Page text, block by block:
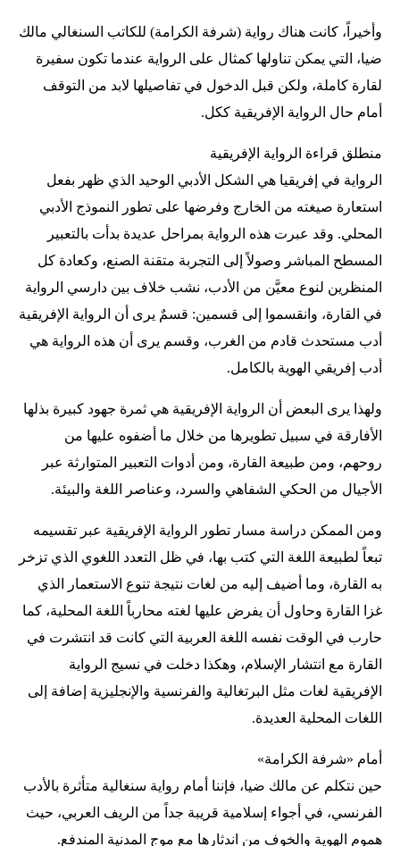
وأخيراً، كانت هناك رواية (شرفة الكرامة) للكاتب السنغالي مالك
ضيا، التي يمكن تناولها كمثال على الرواية عندما تكون سفيرة
لقارة كاملة، ولكن قبل الدخول في تفاصيلها لابد من التوقف
أمام حال الرواية الإفريقية ككل.
منطلق قراءة الرواية الإفريقية
الرواية في إفريقيا هي الشكل الأدبي الوحيد الذي ظهر بفعل
استعارة صيغته من الخارج وفرضها على تطور النموذج الأدبي
المحلي. وقد عبرت هذه الرواية بمراحل عديدة بدأت بالتعبير
المسطح المباشر وصولاً إلى التجربة متقنة الصنع، وكعادة كل
المنظرين لنوع معيَّن من الأدب، نشب خلاف بين دارسي الرواية
في القارة، وانقسموا إلى قسمين: قسمٌ يرى أن الرواية الإفريقية
أدب مستحدث قادم من الغرب، وقسم يرى أن هذه الرواية هي
أدب إفريقي الهوية بالكامل.
ولهذا يرى البعض أن الرواية الإفريقية هي ثمرة جهود كبيرة بذلها
الأفارقة في سبيل تطويرها من خلال ما أضفوه عليها من
روحهم، ومن طبيعة القارة، ومن أدوات التعبير المتوارثة عبر
الأجيال من الحكي الشفاهي والسرد، وعناصر اللغة والبيئة.
ومن الممكن دراسة مسار تطور الرواية الإفريقية عبر تقسيمه
تبعاً لطبيعة اللغة التي كتب بها، في ظل التعدد اللغوي الذي تزخر
به القارة، وما أضيف إليه من لغات نتيجة تنوع الاستعمار الذي
غزا القارة وحاول أن يفرض عليها لغته محارباً اللغة المحلية، كما
حارب في الوقت نفسه اللغة العربية التي كانت قد انتشرت في
القارة مع انتشار الإسلام، وهكذا دخلت في نسيج الرواية
الإفريقية لغات مثل البرتغالية والفرنسية والإنجليزية إضافة إلى
اللغات المحلية العديدة.
أمام «شرفة الكرامة»
حين نتكلم عن مالك ضيا، فإننا أمام رواية سنغالية متأثرة بالأدب
الفرنسي، في أجواء إسلامية قريبة جداً من الريف العربي، حيث
هموم الهوية والخوف من اندثارها مع موج المدنية المندفع.